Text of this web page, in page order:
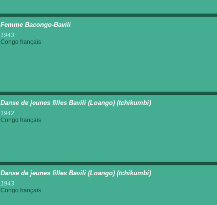
Femme Bacongo-Bavili
1943
Congo français
Danse de jeunes filles Bavili (Loango) (tchikumbi)
1942
Congo français
Danse de jeunes filles Bavili (Loango) (tchikumbi)
1943
Congo français